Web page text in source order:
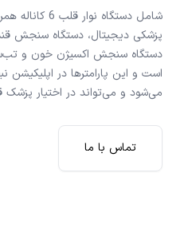
شامل دستگاه
پزشکی دیجیتال، دستگاه سنجش
دستگاه سنجش اکسیژن خون و
است و این پارامترها در
می‌شود و می‌تواند در اختیار پزشک
تماس با ما